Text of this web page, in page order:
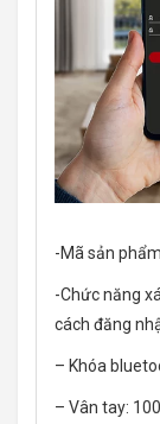
-Mã sản
-Chức năng
cách đăng
– Khóa
– Vân tay: